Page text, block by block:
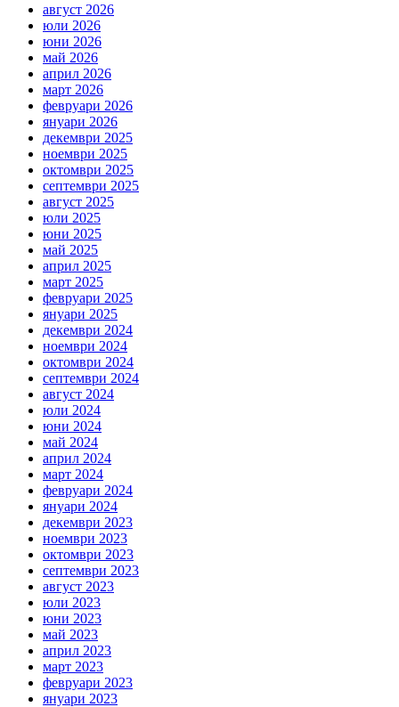
август 2026
юли 2026
юни 2026
май 2026
април 2026
март 2026
февруари 2026
януари 2026
декември 2025
ноември 2025
октомври 2025
септември 2025
август 2025
юли 2025
юни 2025
май 2025
април 2025
март 2025
февруари 2025
януари 2025
декември 2024
ноември 2024
октомври 2024
септември 2024
август 2024
юли 2024
юни 2024
май 2024
април 2024
март 2024
февруари 2024
януари 2024
декември 2023
ноември 2023
октомври 2023
септември 2023
август 2023
юли 2023
юни 2023
май 2023
април 2023
март 2023
февруари 2023
януари 2023